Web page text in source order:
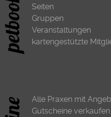
Seiten
Gruppen
Veranstaltungen
kartengestützte
Alle Praxen mit
Gutscheine verkaufen